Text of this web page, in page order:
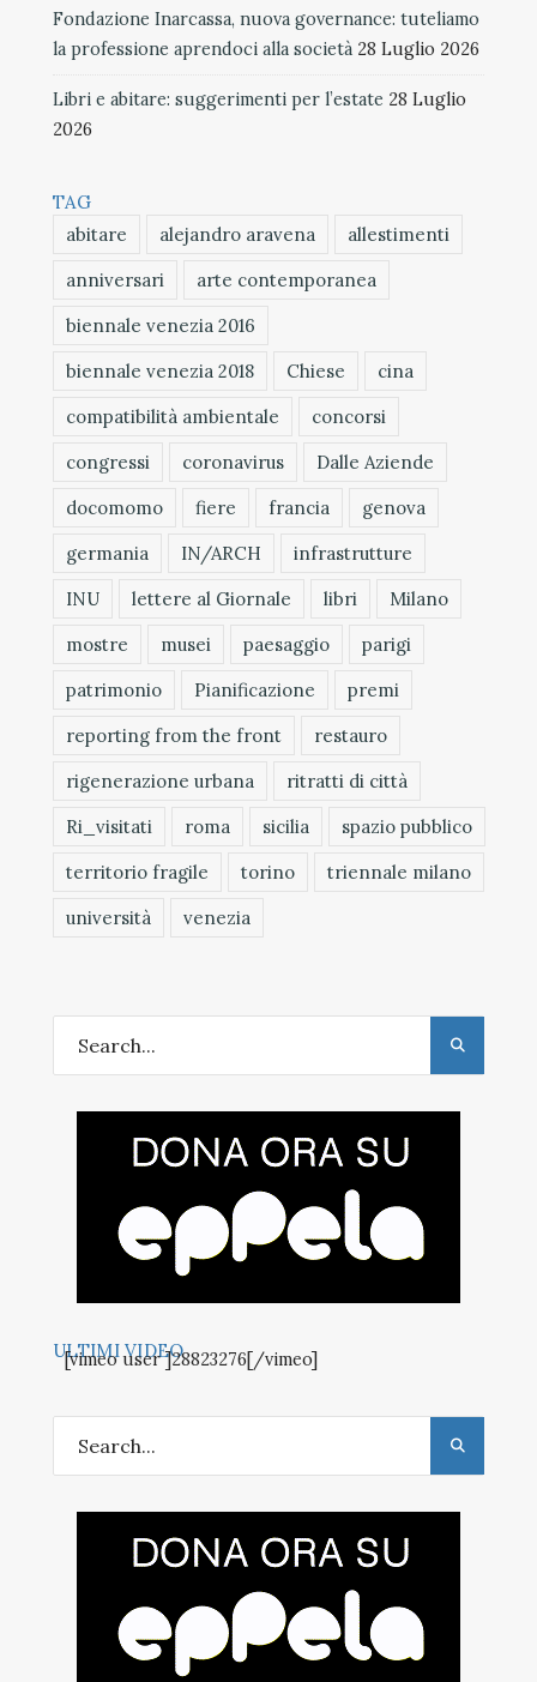
Fondazione Inarcassa, nuova governance: tuteliamo
la professione aprendoci alla società 28 Luglio 2026
Libri e abitare: suggerimenti per l’estate 28 Luglio
2026
TAG
abitare
alejandro aravena
allestimenti
anniversari
arte contemporanea
biennale venezia 2016
biennale venezia 2018
Chiese
cina
compatibilità ambientale
concorsi
congressi
coronavirus
Dalle Aziende
docomomo
fiere francia
genova
germania
IN/ARCH
infrastrutture
INU
lettere al Giornale libri
Milano
mostre
musei paesaggio
parigi
patrimonio
Pianificazione
premi
reporting from the front
restauro
rigenerazione urbana
ritratti di città
Ri_visitati
roma sicilia
spazio pubblico
territorio fragile
torino
triennale milano
università
venezia
ULTIMI VIDEO
[vimeo user ]28823276[/vimeo]